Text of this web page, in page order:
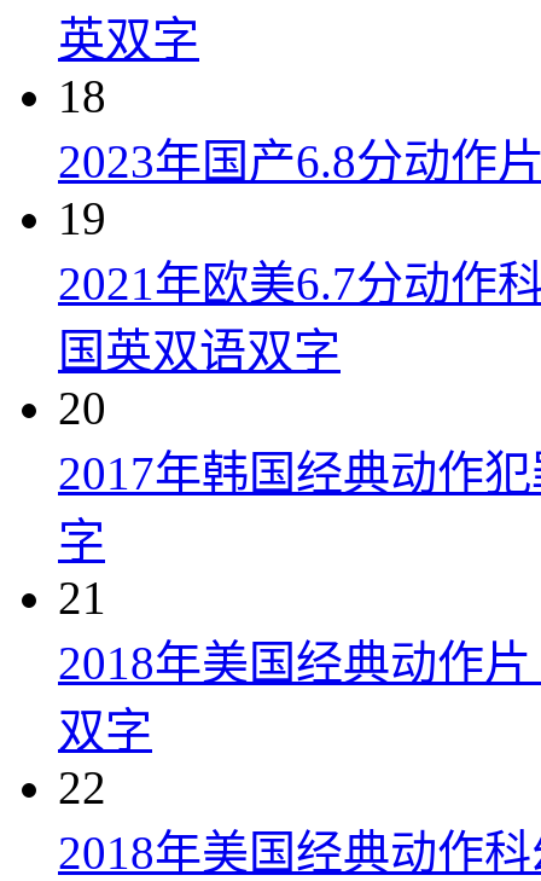
英双字
18
2023年国产6.8分动作
19
2021年欧美6.7分动作
国英双语双字
20
2017年韩国经典动作
字
21
2018年美国经典动作
双字
22
2018年美国经典动作